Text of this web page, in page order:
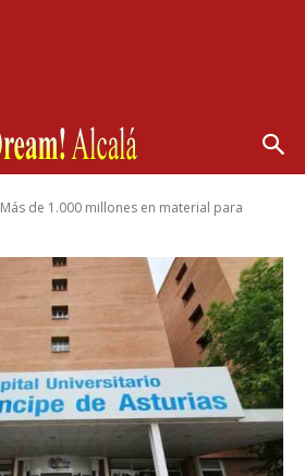
Más de 1.000 millones en material para